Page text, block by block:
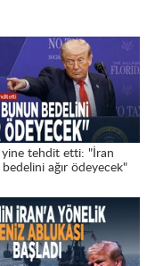
yine tehdit etti: "İran
ağır ödeyecek"